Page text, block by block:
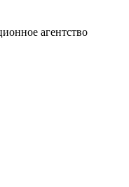
агентство